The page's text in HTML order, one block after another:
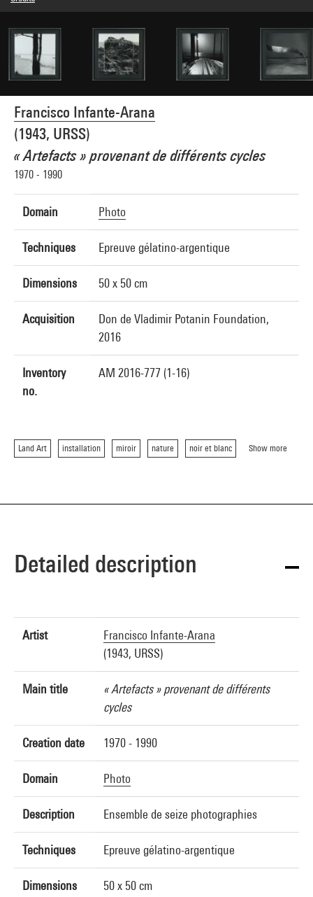
Francisco Infante-Arana
(1943, URSS)
« Artefacts » provenant de différents cycles
1970 - 1990
Domain Photo
Techniques Epreuve gélatino-argentique
Dimensions 50 x 50 cm
Acquisition
Don de Vladimir Potanin Foundation,
2016
Inventory
no.
AM 2016-777 (1-16)
Land Art installation miroir nature noir et blanc Show more
© Francisco Infante-Arana
Photo credits : Centre Pompidou, MNAM-CCI/Philippe Migeat/Dist. GrandPalaisRmn
Image reference : 4N81892
Image presentation :
GrandPalaisRmnPhoto
Detailed description
Artist
Francisco Infante-Arana
(1943, URSS)
Main title
« Artefacts » provenant de différents
cycles
Creation date 1970 - 1990
Domain Photo
Description Ensemble de seize photographies
Techniques Epreuve gélatino-argentique
Dimensions 50 x 50 cm